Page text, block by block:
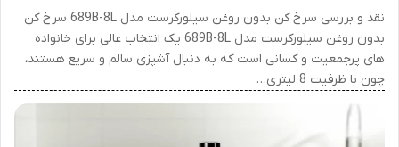
نقد و بررسی سرخ کن بدون روغن سیلورکرست مدل 689B-8L سرخ کن
بدون روغن سیلورکرست مدل 689B-8L یک انتخاب عالی برای خانواده
های پرجمعیت و کسانی است که به دنبال آشپزی سالم و سریع هستند،
چون با ظرفیت 8 لیتری…